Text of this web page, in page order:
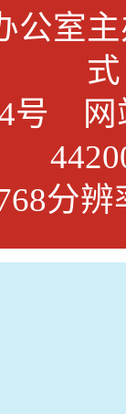
公
式
号 网
分